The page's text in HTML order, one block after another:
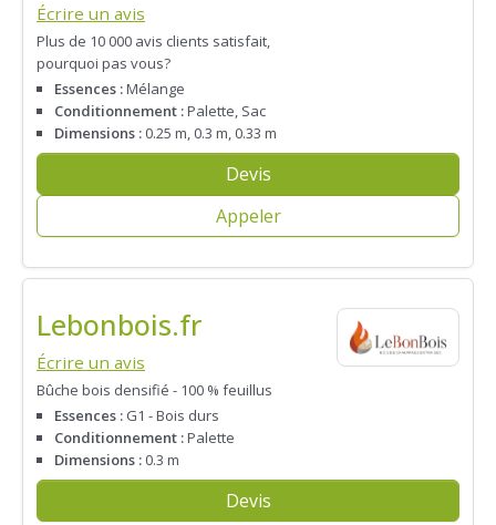
Écrire un avis
Plus de 10 000 avis clients satisfait,
pourquoi pas vous?
Essences :Mélange
Conditionnement :Palette, Sac
Dimensions : 0.25 m, 0.3 m, 0.33 m
Devis
Appeler
Lebonbois.fr
Écrire un avis
Bûche bois densifié - 100 % feuillus
Essences : G1 - Bois durs
Conditionnement :Palette
Dimensions : 0.3 m
Devis